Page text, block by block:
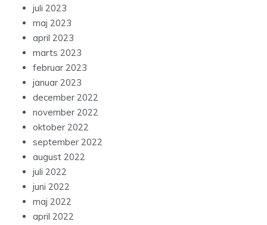
juli 2023
maj 2023
april 2023
marts 2023
februar 2023
januar 2023
december 2022
november 2022
oktober 2022
september 2022
august 2022
juli 2022
juni 2022
maj 2022
april 2022